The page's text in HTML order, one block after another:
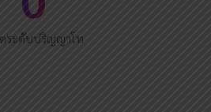
ระดับปริญญาโท